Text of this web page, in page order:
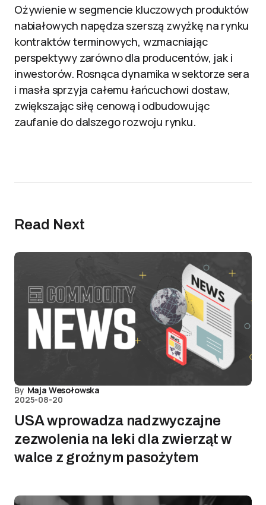
Ożywienie w segmencie kluczowych produktów
nabiałowych napędza szerszą zwyżkę na rynku
kontraktów terminowych, wzmacniając
perspektywy zarówno dla producentów, jak i
inwestorów. Rosnąca dynamika w sektorze sera
i masła sprzyja całemu łańcuchowi dostaw,
zwiększając siłę cenową i odbudowując
zaufanie do dalszego rozwoju rynku.
Read Next
By Maja Wesołowska
2025-08-20
USA wprowadza nadzwyczajne
zezwolenia na leki dla zwierząt w
walce z groźnym pasożytem